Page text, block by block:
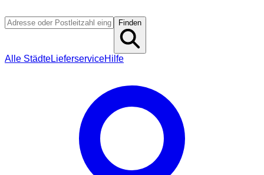
Finden
Alle StädteLieferserviceHilfe